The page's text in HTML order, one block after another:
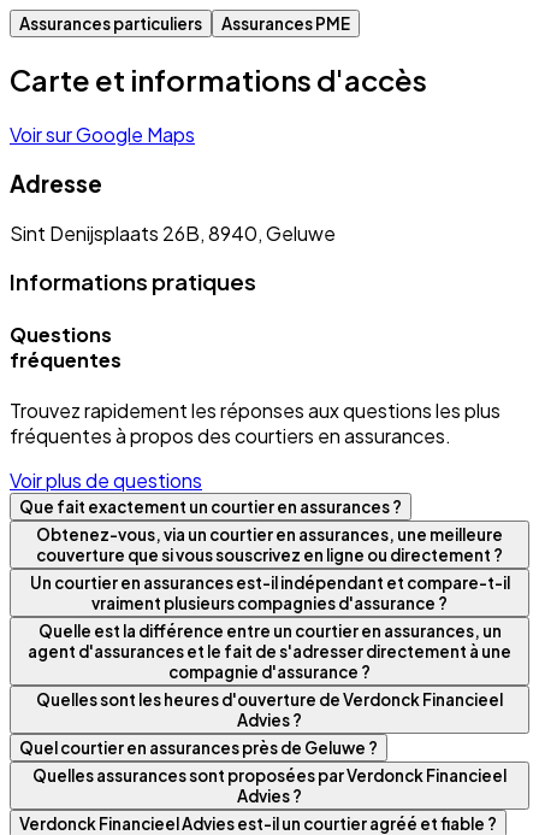
Assurances particuliers Assurances PME
Carte et informations d'accès
Voir sur Google Maps
Adresse
Sint Denijsplaats 26B, 8940, Geluwe
Informations pratiques
Questions
fréquentes
Trouvez rapidement les réponses aux questions les plus
fréquentes à propos des courtiers en assurances.
Voir plus de questions
Que fait exactement un courtier en assurances ?
Obtenez-vous, via un courtier en assurances, une meilleure
couverture que si vous souscrivez en ligne ou directement ?
Un courtier en assurances est-il indépendant et compare-t-il
vraiment plusieurs compagnies d'assurance ?
Quelle est la différence entre un courtier en assurances, un
agent d'assurances et le fait de s'adresser directement à une
compagnie d'assurance ?
Quelles sont les heures d'ouverture de Verdonck Financieel
Advies ?
Quel courtier en assurances près de Geluwe ?
Quelles assurances sont proposées par Verdonck Financieel
Advies ?
Verdonck Financieel Advies est-il un courtier agréé et fiable ?